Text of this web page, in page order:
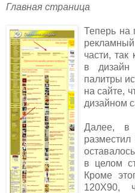
Главная страница
Теперь на
части, так
в дизайн
палитры
на сайте,
дизайном
Далее, в
в целом
Кроме
120Х90,